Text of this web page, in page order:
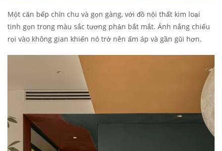
Một căn bếp chỉn chu và gọn gàng, với đồ nội thất kim loại
tinh gọn trong màu sắc tương phản bắt mắt. Ánh nắng chiếu
rọi vào không gian khiến nó trở nên ấm áp và gần gũi hơn.